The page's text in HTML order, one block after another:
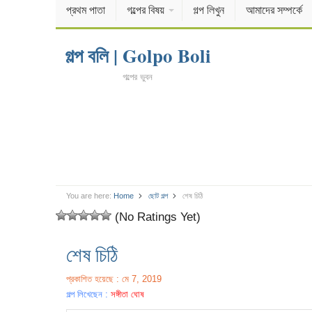
প্রথম পাতা গল্পের বিষয় গল্প লিখুন আমাদের সম্পর্কে
গল্প বলি | Golpo Boli
গল্পের ভুবন
You are here: Home ছোট গল্প শেষ চিঠি
(No Ratings Yet)
শেষ চিঠি
প্রকাশিত হয়েছে : মে 7, 2019
গল্প লিখেছেন : সঙ্গীতা ঘোষ